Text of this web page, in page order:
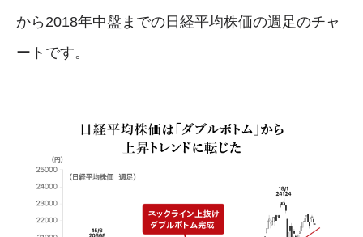
から2018年中盤までの日経平均株価の週足のチャ
ートです。